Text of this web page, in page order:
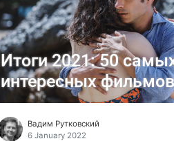
Итоги 2021: 50
интересных фильмов
Вадим Рутковский
6 January 2022